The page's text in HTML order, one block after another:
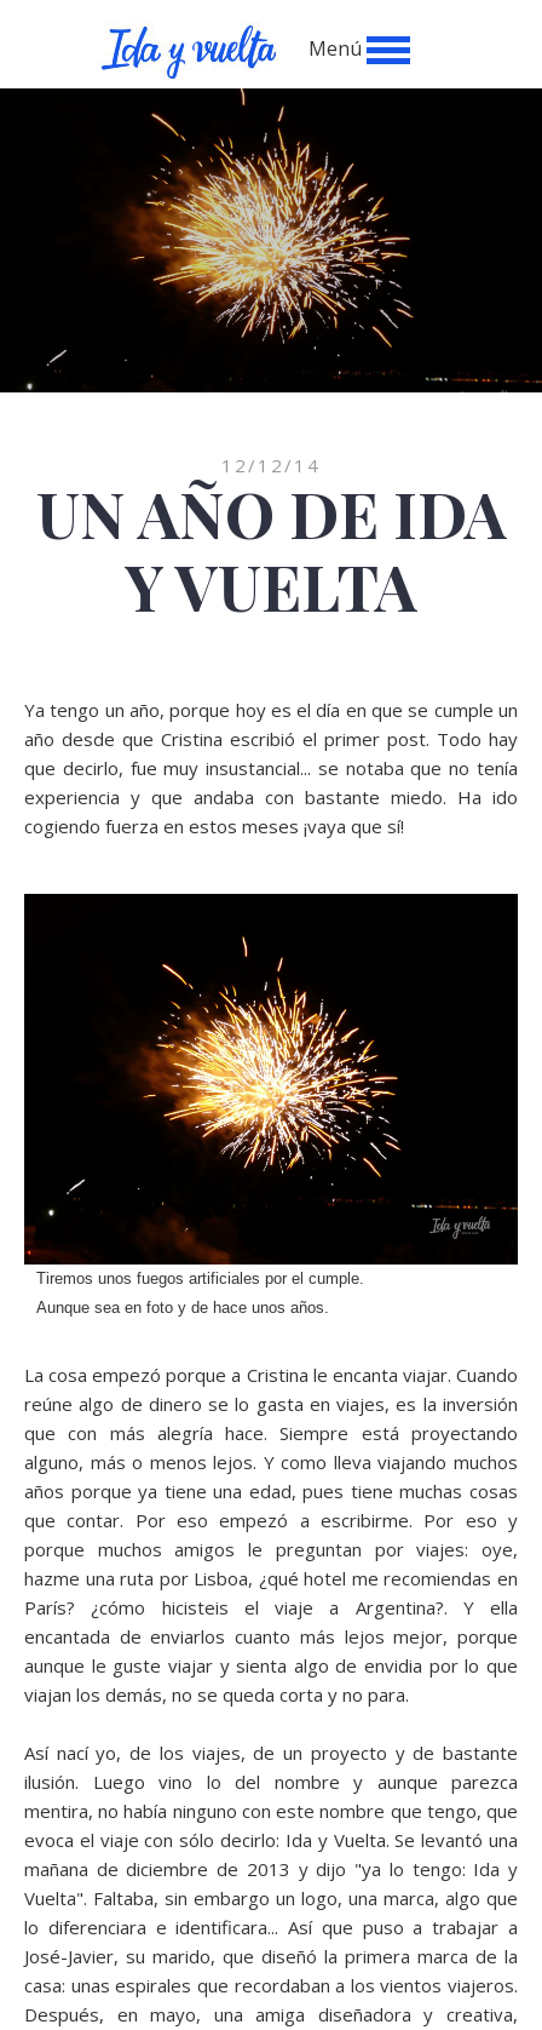
Menú
12/12/14
UN AÑO DE IDA
Y VUELTA
Ya tengo un año, porque hoy es el día en que se cumple un
año desde que Cristina escribió el primer post. Todo hay
que decirlo, fue muy insustancial... se notaba que no tenía
experiencia y que andaba con bastante miedo. Ha ido
cogiendo fuerza en estos meses ¡vaya que sí!
Tiremos unos fuegos artificiales por el cumple.
Aunque sea en foto y de hace unos años.
La cosa empezó porque a Cristina le encanta viajar. Cuando
reúne algo de dinero se lo gasta en viajes, es la inversión
que con más alegría hace. Siempre está proyectando
alguno, más o menos lejos. Y como lleva viajando muchos
años porque ya tiene una edad, pues tiene muchas cosas
que contar. Por eso empezó a escribirme. Por eso y
porque muchos amigos le preguntan por viajes: oye,
hazme una ruta por Lisboa, ¿qué hotel me recomiendas en
París? ¿cómo hicisteis el viaje a Argentina?. Y ella
encantada de enviarlos cuanto más lejos mejor, porque
aunque le guste viajar y sienta algo de envidia por lo que
viajan los demás, no se queda corta y no para.
Así nací yo, de los viajes, de un proyecto y de bastante
ilusión. Luego vino lo del nombre y aunque parezca
mentira, no había ninguno con este nombre que tengo, que
evoca el viaje con sólo decirlo: Ida y Vuelta. Se levantó una
mañana de diciembre de 2013 y dijo "ya lo tengo: Ida y
Vuelta". Faltaba, sin embargo un logo, una marca, algo que
lo diferenciara e identificara... Así que puso a trabajar a
José-Javier, su marido, que diseñó la primera marca de la
casa: unas espirales que recordaban a los vientos viajeros.
Después, en mayo, una amiga diseñadora y creativa,